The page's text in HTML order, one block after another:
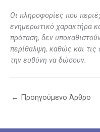
Οι πληροφορίες που
ενημερωτικό χαρακτήρα
πρόταση, δεν
περίθαλψη, καθώς και τις
την ευθύνη να δώσουν.
← Προηγούμενο Άρθρο